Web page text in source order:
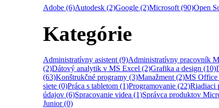
Adobe (6)Autodesk (2)Google (2)Microsoft (90)Open
Kategórie
Administratívny asistent (9)Administratívny pracovník
(2)Dátový analytik v MS Excel (2)Grafika a design (10)
(63)Konštrukčné programy (3)Manažment (2)MS Office
siete (0)Práca s tabletom (1)Programovanie (22)Riadiaci
údajov (6)Spracovanie videa (1)Správca produktov
Junior (0)